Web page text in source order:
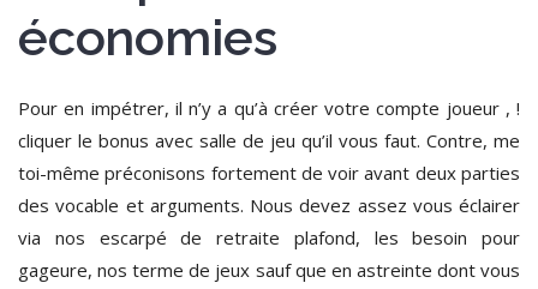
économies
Pour en impétrer, il n’y a qu’à créer votre compte joueur , !
cliquer le bonus avec salle de jeu qu’il vous faut. Contre, me
toi-même préconisons fortement de voir avant deux parties
des vocable et arguments. Nous devez assez vous éclairer
via nos escarpé de retraite plafond, les besoin pour
gageure, nos terme de jeux sauf que en astreinte dont vous